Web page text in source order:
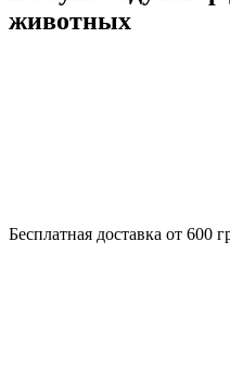
животных
Бесплатная доставка от 600